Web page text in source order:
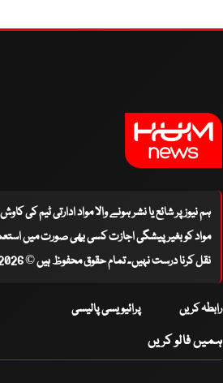
ہم نیوز پر شائع یا نشر ہونے والا مواد ادارتی ٹیم کی
مواد کو بغیر پیشگی اجازت کسی بھی صورت میں
نقل کرنا درست نہیں۔ تمام حقوق محفوظ ہیں © 2026
رابطہ کریں پرائیویسی پالیسی
ہمیں فالو کریں